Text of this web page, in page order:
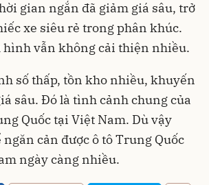
gian ngắn đã giảm giá sâu, trở
xe siêu rẻ trong phân khúc.
vẫn không cải thiện nhiều.
số thấp, tồn kho nhiều, khuyến
sâu. Đó là tình cảnh chung của
Quốc tại Việt Nam. Dù vậy
cản được ô tô Trung Quốc
ngày càng nhiều.